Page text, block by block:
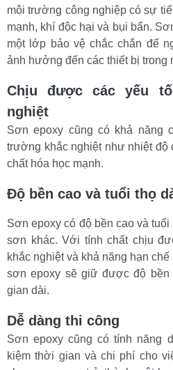
môi trường công nghiệp có sự
mạnh, khí độc hại và bụi bẩn.
một lớp bảo vệ chắc chắn để
ảnh hưởng đến các thiết bị trong
Chịu được các yếu
nghiệt
Sơn epoxy cũng có khả năng
trường khắc nghiệt như nhiệt độ
chất hóa học mạnh.
Độ bền cao và tuổi thọ
Sơn epoxy có độ bền cao và
sơn khác. Với tính chất chịu
khắc nghiệt và khả năng hạn
sơn epoxy sẽ giữ được độ bền
gian dài.
Dễ dàng thi công
Sơn epoxy cũng có tính năng
kiệm thời gian và chi phí cho